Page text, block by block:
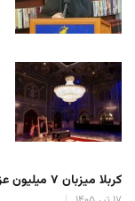
کربلا میزبان ۷ میلیون عزادار در تشییع پیکر قائد شهید امت